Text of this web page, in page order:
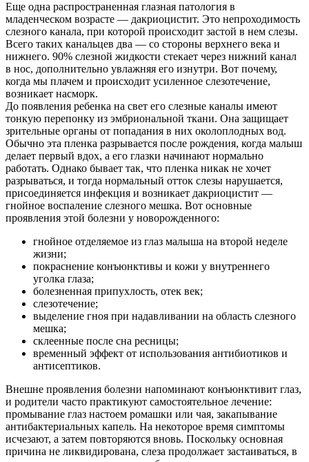
Еще одна распространенная глазная патология в
младенческом возрасте — дакриоцистит. Это непроходимость
слезного канала, при которой происходит застой в нем слезы.
Всего таких канальцев два — со стороны верхнего века и
нижнего. 90% слезной жидкости стекает через нижний канал
в нос, дополнительно увлажняя его изнутри. Вот почему,
когда мы плачем и происходит усиленное слезотечение,
возникает насморк.
До появления ребенка на свет его слезные каналы имеют
тонкую перепонку из эмбриональной ткани. Она защищает
зрительные органы от попадания в них околоплодных вод.
Обычно эта пленка разрывается после рождения, когда малыш
делает первый вдох, а его глазки начинают нормально
работать. Однако бывает так, что пленка никак не хочет
разрываться, и тогда нормальный отток слезы нарушается,
присоединяется инфекция и возникает дакриоцистит —
гнойное воспаление слезного мешка. Вот основные
проявления этой болезни у новорожденного:
гнойное отделяемое из глаз малыша на второй неделе
жизни;
покраснение конъюнктивы и кожи у внутреннего
уголка глаза;
болезненная припухлость, отек век;
слезотечение;
выделение гноя при надавливании на область слезного
мешка;
склеенные после сна ресницы;
временный эффект от использования антибиотиков и
антисептиков.
Внешне проявления болезни напоминают конъюнктивит глаз,
и родители часто практикуют самостоятельное лечение:
промывание глаз настоем ромашки или чая, закапывание
антибактериальных капель. На некоторое время симптомы
исчезают, а затем повторяются вновь. Поскольку основная
причина не ликвидирована, слеза продолжает застаиваться, в